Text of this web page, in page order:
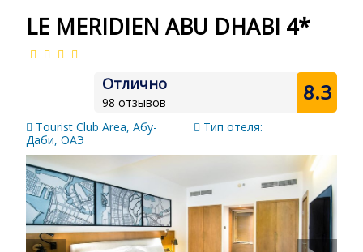
LE MERIDIEN ABU DHABI 4*
Отлично
98 отзывов 8.3
Tourist Club Area, Абу-
Даби, ОАЭ
Тип отеля: